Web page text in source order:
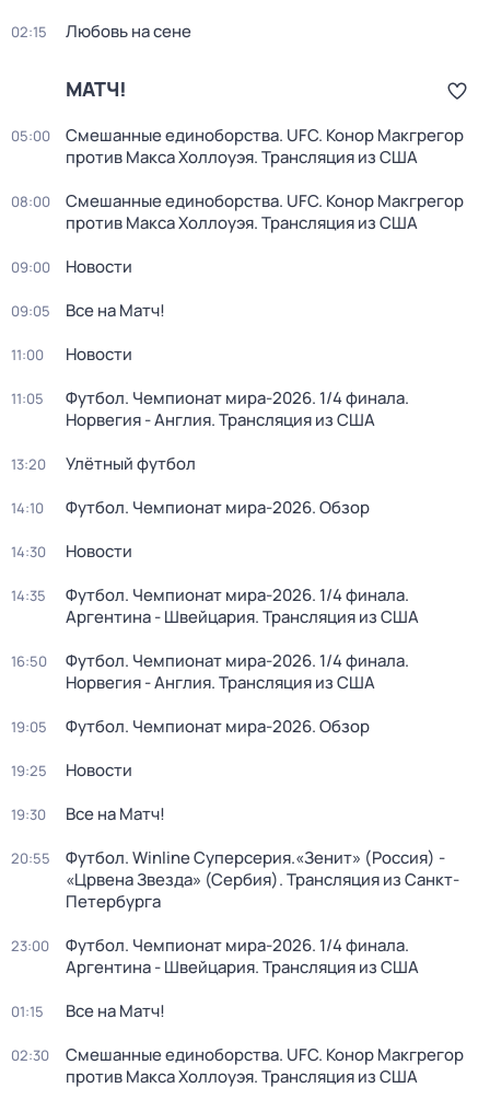
02:15 Любовь на сене
МАТЧ!
05:00
Смешанные единоборства. UFC. Конор Макгрегор
против Макса Холлоуэя. Трансляция из США
08:00
Смешанные единоборства. UFC. Конор Макгрегор
против Макса Холлоуэя. Трансляция из США
09:00 Новости
09:05 Все на Матч!
11:00 Новости
11:05
Футбол. Чемпионат мира-2026. 1/4 финала.
Норвегия - Англия. Трансляция из США
13:20 Улётный футбол
14:10 Футбол. Чемпионат мира-2026. Обзор
14:30 Новости
14:35
Футбол. Чемпионат мира-2026. 1/4 финала.
Аргентина - Швейцария. Трансляция из США
16:50
Футбол. Чемпионат мира-2026. 1/4 финала.
Норвегия - Англия. Трансляция из США
19:05 Футбол. Чемпионат мира-2026. Обзор
19:25 Новости
19:30 Все на Матч!
20:55
Футбол. Winline Суперсерия.«Зенит» (Россия) -
«Црвена Звезда» (Сербия). Трансляция из Санкт-
Петербурга
23:00
Футбол. Чемпионат мира-2026. 1/4 финала.
Аргентина - Швейцария. Трансляция из США
01:15 Все на Матч!
02:30
Смешанные единоборства. UFC. Конор Макгрегор
против Макса Холлоуэя. Трансляция из США